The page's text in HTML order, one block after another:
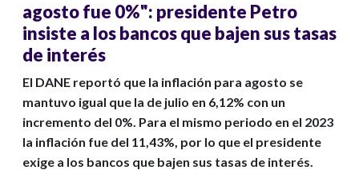
agosto fue 0%": presidente Petro
insiste a los bancos que bajen sus tasas
de interés
El DANE reportó que la inflación para agosto se
mantuvo igual que la de julio en 6,12% con un
incremento del 0%. Para el mismo periodo en el 2023
la inflación fue del 11,43%, por lo que el presidente
exige a los bancos que bajen sus tasas de interés.